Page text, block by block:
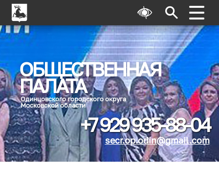
ОБЩЕСТВЕННАЯ
ПАЛАТА
Одинцовского городского округа
Московской области
+7 929 935-88-04
secr.op.odin@gmail.com